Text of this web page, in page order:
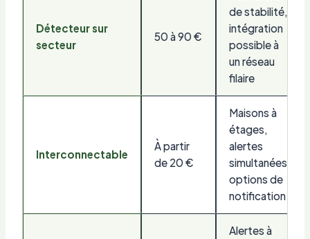
Détecteur sur
secteur
50 à 90 €
de stabilité,
intégration
possible à
un réseau
filaire
Interconnectable
À partir
de 20 €
Maisons à
étages,
alertes
simultanées,
options de
notification
Alertes à